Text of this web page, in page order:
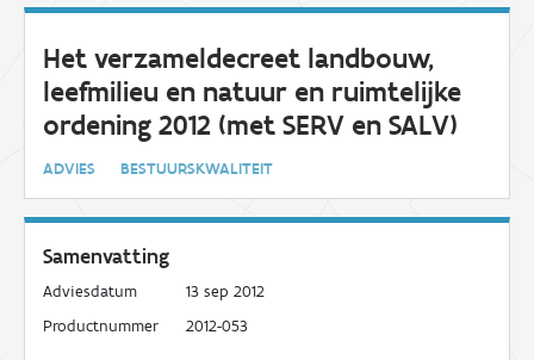
Het verzameldecreet landbouw,
leefmilieu en natuur en ruimtelijke
ordening 2012 (met SERV en SALV)
ADVIES BESTUURSKWALITEIT
Samenvatting
Adviesdatum
13 sep 2012
Productnummer
2012-053